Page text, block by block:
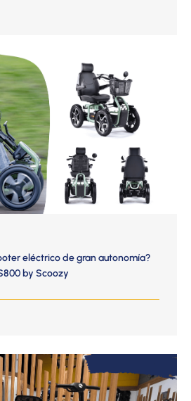
eléctrico de gran autonomía?
by Scoozy